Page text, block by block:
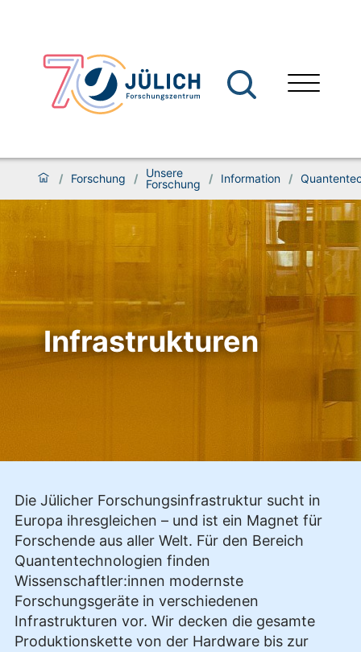
/ Forschung /
Unsere
Forschung
/ Information /
Infrastrukturen
Die Jülicher Forschungsinfrastruktur sucht in
Europa ihresgleichen – und ist ein Magnet für
Forschende aus aller Welt. Für den Bereich
Quantentechnologien finden
Wissenschaftler:innen modernste
Forschungsgeräte in verschiedenen
Infrastrukturen vor. Wir decken die gesamte
Produktionskette von der Hardware bis zur